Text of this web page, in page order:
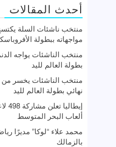
أحدث المقالات
منتخب ناشئات السلة
مواجهاته ببطولة
منتخب الناشئات يواجه
بطولة العالم لليد
منتخب الناشئات يخسر
نهائي بطولة العالم لليد
ألعاب البحر المتوسط
محمد علاء “لوكا” مديرًا
بالزمالك